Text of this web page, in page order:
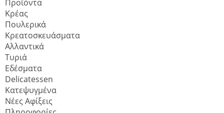
Προϊόντα
Κρέας
Πουλερικά
Κρεατοσκευάσματα
Αλλαντικά
Τυριά
Εδέσματα
Delicatessen
Κατεψυγμένα
Νέες Αφίξεις